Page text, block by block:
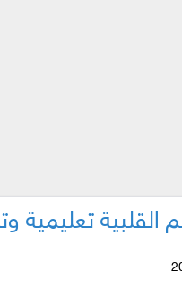
تعليمية